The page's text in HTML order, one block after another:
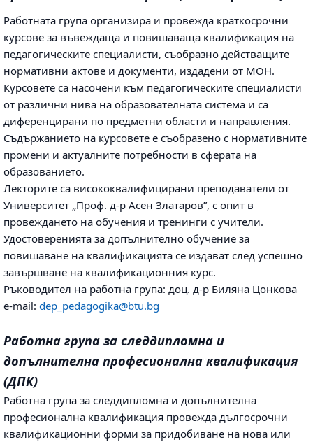
Работната група организира и провежда краткосрочни
курсове за въвеждаща и повишаваща квалификация на
педагогическите специалисти, съобразно действащите
нормативни актове и документи, издадени от МОН.
Курсовете са насочени към педагогическите специалисти
от различни нива на образователната система и са
диференцирани по предметни области и направления.
Съдържанието на курсовете е съобразено с нормативните
промени и актуалните потребности в сферата на
образованието.
Лекторите са висококвалифицирани преподаватели от
Университет „Проф. д-р Асен Златаров”, с опит в
провеждането на обучения и тренинги с учители.
Удостоверенията за допълнително обучение за
повишаване на квалификацията се издават след успешно
завършване на квалификационния курс.
Ръководител на работна група: доц. д-р Биляна Цонкова
e-mail: dep_pedagogika@btu.bg
Работна група за следдипломна и
допълнителна професионална квалификация
(ДПК)
Работна група за следдипломна и допълнителна
професионална квалификация провежда дългосрочни
квалификационни форми за придобиване на нова или